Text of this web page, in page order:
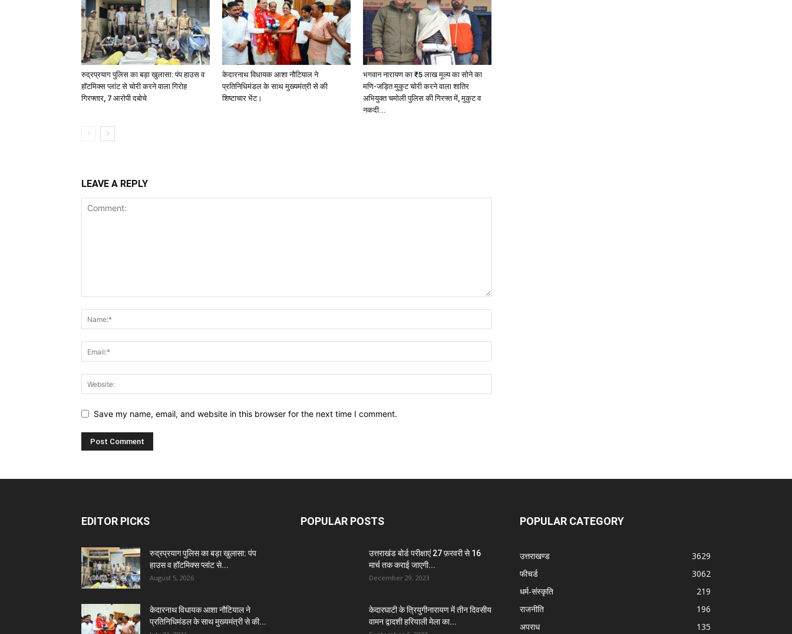
रुद्रप्रयाग पुलिस का बड़ा खुलासा: पंप हाउस व
हॉटमिक्स प्लांट से चोरी करने वाला गिरोह
गिरफ्तार, 7 आरोपी दबोचे
केदारनाथ विधायक आशा नौटियाल ने
प्रतिनिधिमंडल के साथ मुख्यमंत्री से की
शिष्टाचार भेंट।
भगवान नारायण का ₹5 लाख मूल्य का सोने का
मणि-जड़ित मुकुट चोरी करने वाला शातिर
अभियुक्त चमोली पुलिस की गिरफ्त में, मुकुट व
नकदी...
LEAVE A REPLY
Save my name, email, and website in this browser for the next time I comment.
EDITOR PICKS
रुद्रप्रयाग पुलिस का बड़ा खुलासा: पंप
हाउस व हॉटमिक्स प्लांट से...
August 5, 2026
केदारनाथ विधायक आशा नौटियाल ने
प्रतिनिधिमंडल के साथ मुख्यमंत्री से की...
POPULAR POSTS
उत्तराखंड बोर्ड परीक्षाएं 27 फ़रवरी से 16
मार्च तक कराई जाएगी...
December 29, 2023
केदारघाटी के त्रियुगीनारायण में तीन दिवसीय
वामन द्वादशी हरियाली मेला का...
POPULAR CATEGORY
उत्तराखण्ड
3629
फीचर्ड
3062
धर्म-संस्कृति
219
राजनीति
196
अपराध
135